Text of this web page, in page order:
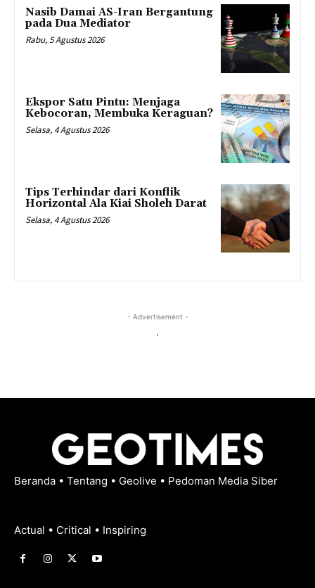
Nasib Damai AS-Iran Bergantung
pada Dua Mediator
Rabu, 5 Agustus 2026
Ekspor Satu Pintu: Menjaga
Kebocoran, Membuka Keraguan?
Selasa, 4 Agustus 2026
Tips Terhindar dari Konflik
Horizontal Ala Kiai Sholeh Darat
Selasa, 4 Agustus 2026
- Advertisement -
.
Beranda • Tentang • Geolive • Pedoman Media Siber
Actual • Critical • Inspiring